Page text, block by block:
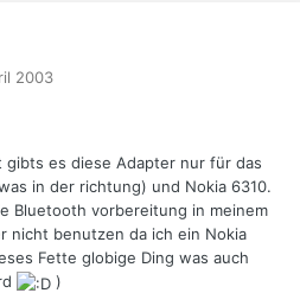
2003
gibts es diese Adapter nur für das
in der richtung) und Nokia 6310.
Bluetooth vorbereitung in meinem
nicht benutzen da ich ein Nokia
Fette globige Ding was auch
)